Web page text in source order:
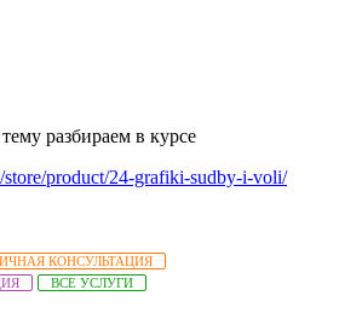
разбираем в курсе
product/24-grafiki-sudby-i-voli/
КОНСУЛЬТАЦИЯ
ВСЕ УСЛУГИ